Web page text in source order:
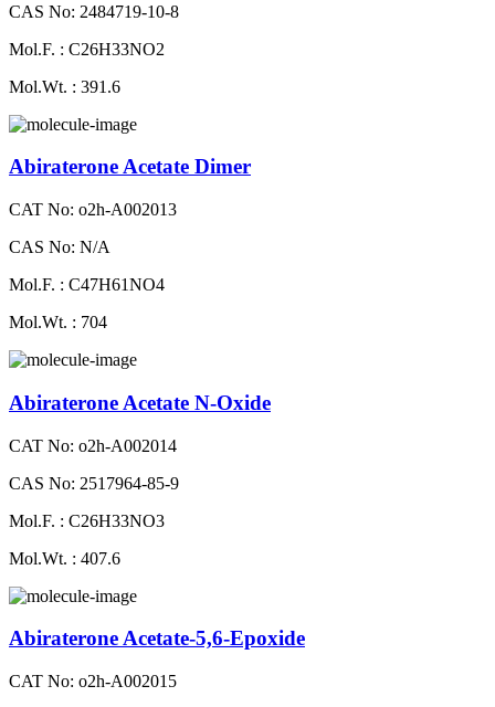
CAS No: 2484719-10-8
Mol.F. : C26H33NO2
Mol.Wt. : 391.6
Abiraterone Acetate Dimer
CAT No: o2h-A002013
CAS No: N/A
Mol.F. : C47H61NO4
Mol.Wt. : 704
Abiraterone Acetate N-Oxide
CAT No: o2h-A002014
CAS No: 2517964-85-9
Mol.F. : C26H33NO3
Mol.Wt. : 407.6
Abiraterone Acetate-5,6-Epoxide
CAT No: o2h-A002015